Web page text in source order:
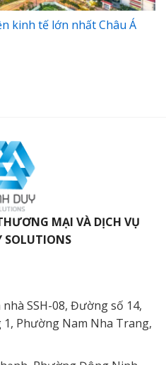
kinh tế lớn nhất Châu Á
MẠI VÀ DỊCH VỤ
SOLUTIONS
SSH-08, Đường số 14,
Phường Nam Nha Trang,